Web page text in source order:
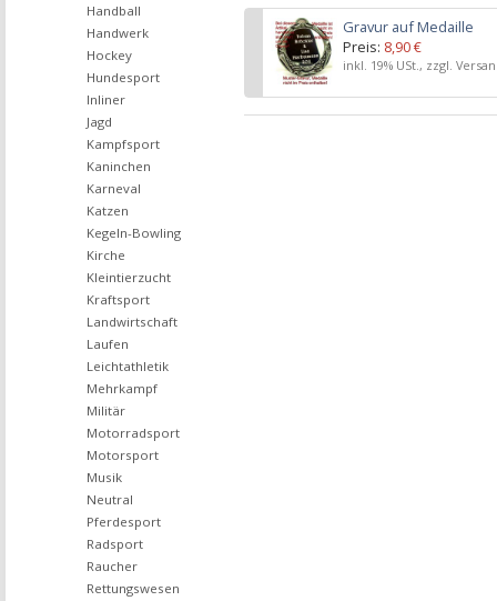
Gravur auf Medaille
Preis: 8,90 €
inkl. 19% USt., zzgl.
Handball
Handwerk
Hockey
Hundesport
Inliner
Jagd
Kampfsport
Kaninchen
Karneval
Katzen
Kegeln-Bowling
Kirche
Kleintierzucht
Kraftsport
Landwirtschaft
Laufen
Leichtathletik
Mehrkampf
Militär
Motorradsport
Motorsport
Musik
Neutral
Pferdesport
Radsport
Raucher
Rettungswesen